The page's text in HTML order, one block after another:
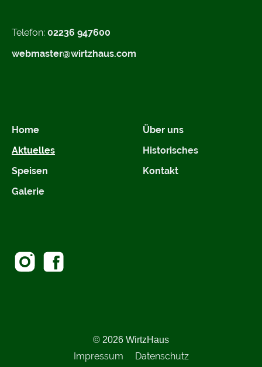
Telefon: 02236 947600
webmaster@wirtzhaus.com
Home
Aktuelles
Speisen
Galerie
Über uns
Historisches
Kontakt
© 2026 WirtzHaus
Impressum Datenschutz